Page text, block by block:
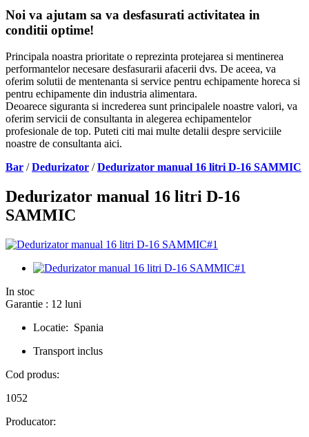
Noi va ajutam sa va desfasurati activitatea in
conditii optime!
Principala noastra prioritate o reprezinta protejarea si mentinerea
performantelor necesare desfasurarii afacerii dvs. De aceea, va
oferim solutii de mentenanta si service pentru echipamente horeca si
pentru echipamente din industria alimentara.
Deoarece siguranta si increderea sunt principalele noastre valori, va
oferim servicii de consultanta in alegerea echipamentelor
profesionale de top. Puteti citi mai multe detalii despre serviciile
noastre de consultanta aici.
Bar /Dedurizator /Dedurizator manual 16 litri D-16 SAMMIC
Dedurizator manual 16 litri D-16
SAMMIC
In stoc
Garantie : 12 luni
Locatie: Spania
Transport inclus
Cod produs:
1052
Producator: